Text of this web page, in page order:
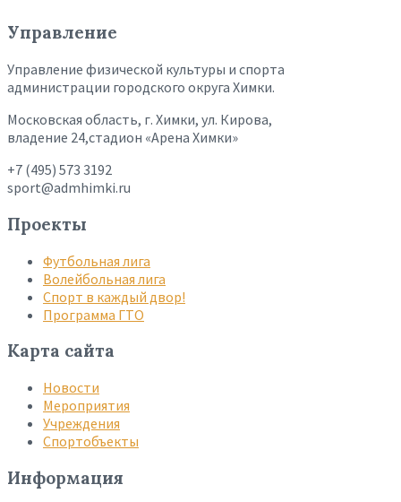
Управление
Управление физической культуры и спорта
администрации городского округа Химки.
Московская область, г. Химки, ул. Кирова,
владение 24,стадион «Арена Химки»
+7 (495) 573 3192
sport@admhimki.ru
Проекты
Футбольная лига
Волейбольная лига
Спорт в каждый двор!
Программа ГТО
Карта сайта
Новости
Мероприятия
Учреждения
Спортобъекты
Информация